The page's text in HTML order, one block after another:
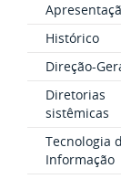
Histórico
Direção-
Diretorias
sistêmicas
Tecnologia
Informação